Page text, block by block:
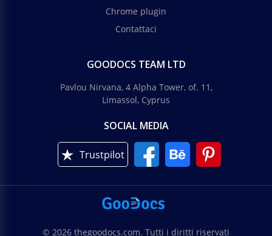
Chrome plugin
Contattaci
GOODOCS TEAM LTD
Pavlou Nirvana, 4 Alpha Tower, of. 11,
Limassol, Cyprus
SOCIAL MEDIA
Trustpilot
© 2026 thegoodocs.com. Tutti i diritti riservati